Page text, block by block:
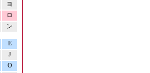
ヨ
ロ
ン
E
J
O